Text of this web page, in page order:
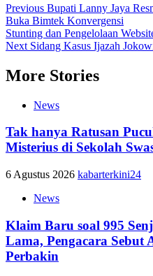
Post
navigation
Previous Bupati Lanny Jaya
Buka Bimtek Konvergensi
Stunting dan Pengelolaan
Next Sidang Kasus Ijazah
More Stories
News
Tak hanya Ratusan
Misterius di Sekolah
6 Agustus 2026 kabarterkini24
News
Klaim Baru soal 995
Lama, Pengacara Sebut
Perbakin